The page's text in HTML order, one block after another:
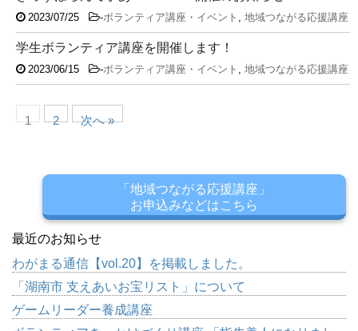
2023/07/25 -ボランティア講座・イベント 地域つながる応援講座
学生ボランティア講座を開催します！
2023/06/15 -ボランティア講座・イベント 地域つながる応援講座
1 2 次へ »
「地域つながる応援講座」
お申込みなどはこちら
最近のお知らせ
わがまる通信【vol.20】を掲載しました。
「湖南市 支えあいお宝リスト」について
ゲームリーダー養成講座